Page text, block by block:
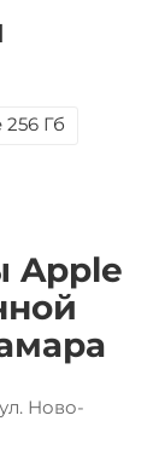
Гб
Apple
Ново-